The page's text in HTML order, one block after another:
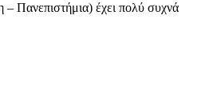
Πανεπιστήμια) έχει πολύ συχνά